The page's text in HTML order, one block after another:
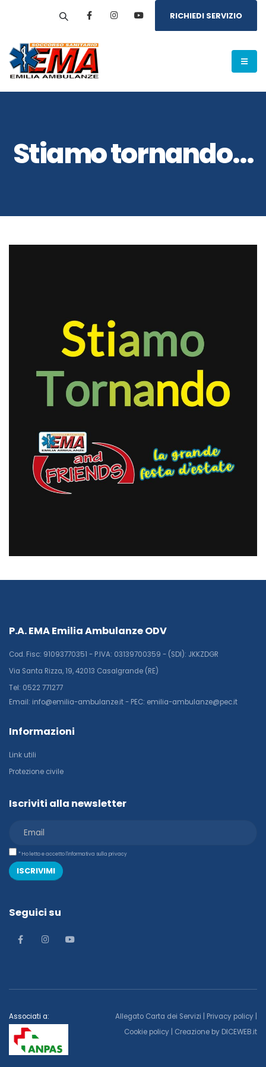
RICHIEDI SERVIZIO
Stiamo tornando…
P.A. EMA Emilia Ambulanze ODV
Cod. Fisc: 91093770351 - P.IVA: 03139700359 - (SDI): JKKZDGR
Via Santa Rizza, 19, 42013 Casalgrande (RE)
Tel: 0522 771277
Email: info@emilia-ambulanze.it - PEC: emilia-ambulanze@pec.it
Informazioni
Link utili
Protezione civile
Iscriviti alla newsletter
* Ho letto e accetto l'informativa sulla privacy
ISCRIVIMI
Seguici su
Associati a: Allegato Carta dei Servizi Privacy policy|
Cookie policy| Creazione by DICEWEB.it